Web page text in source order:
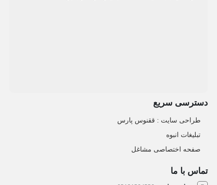
دسترسی سریع
طراحی سایت :‌ ققنوس پارس
تبلیغات انبوه
صفحه اختصاصی مشاغل
تماس با ما